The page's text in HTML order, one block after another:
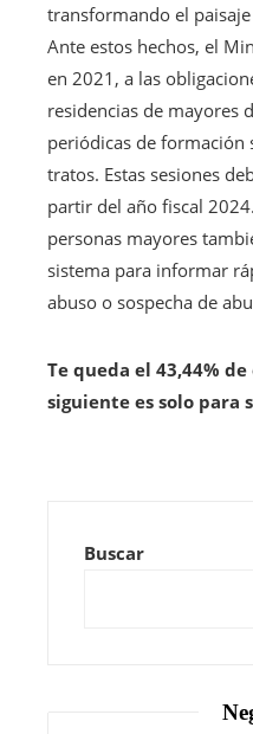
transformando el
Ante estos hechos, el
en 2021, a las
residencias de mayores
periódicas de formación
tratos. Estas sesiones
partir del año fiscal
personas mayores
sistema para informar
abuso o sospecha de
Te queda el 43,44%
siguiente es solo para
Buscar